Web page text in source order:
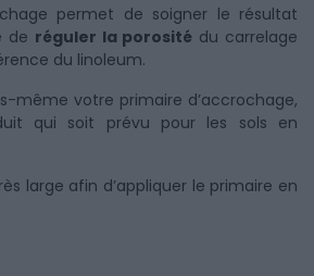
permet de soigner le résultat
de réguler la porosité du carrelage
du linoleum.
même votre primaire d’accrochage,
qui soit prévu pour les sols en
large afin d’appliquer le primaire en